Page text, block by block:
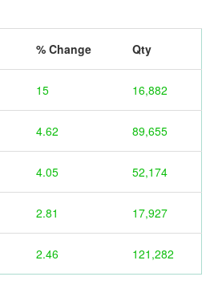
% Change Qty
15 16,882
4.62 89,655
4.05 52,174
2.81 17,927
2.46 121,282